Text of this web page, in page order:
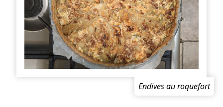
Endives au roquefort